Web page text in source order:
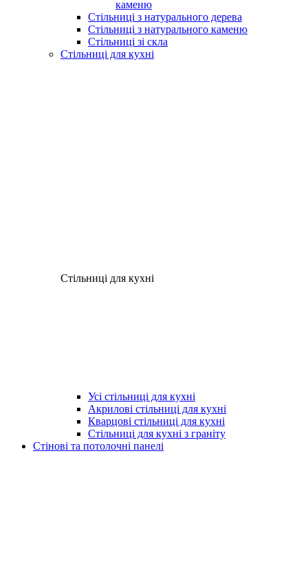
каменю
Стільниці з натурального дерева
Стільниці з натурального каменю
Стільниці зі скла
Стільниці для кухні
Стільниці для кухні
Усі стільниці для кухні
Акрилові стільниці для кухні
Кварцові стільниці для кухні
Стільниці для кухні з граніту
Стінові та потолочні панелі